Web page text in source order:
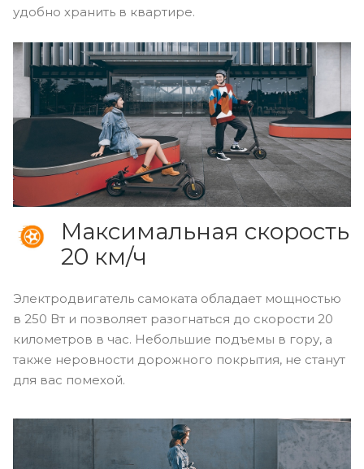
удобно хранить в квартире.
Максимальная скорость
20 км/ч
Электродвигатель самоката обладает мощностью
в 250 Вт и позволяет разогнаться до скорости 20
километров в час. Небольшие подъемы в гору, а
также неровности дорожного покрытия, не станут
для вас помехой.